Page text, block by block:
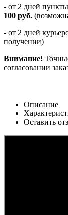
- от 2 дней
100 руб.
- от 2 дней
получении)
Внимание!
согласовании
Описание
Оставить